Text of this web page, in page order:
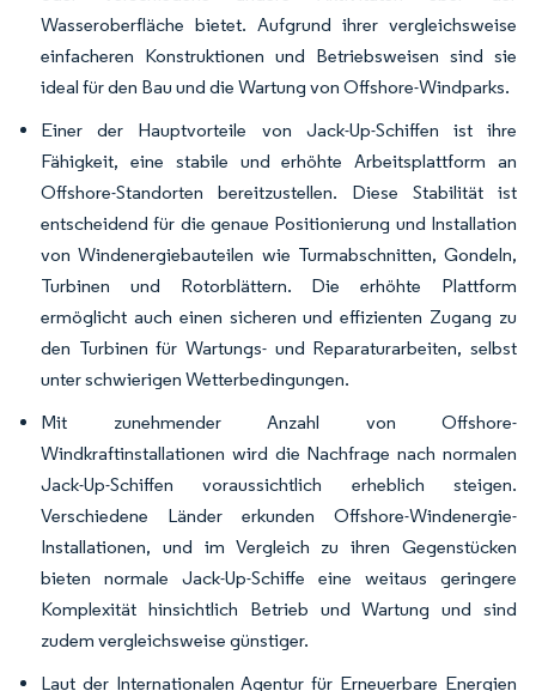
Wasseroberfläche bietet. Aufgrund ihrer vergleichsweise
einfacheren Konstruktionen und Betriebsweisen sind sie
ideal für den Bau und die Wartung von Offshore-Windparks.
Einer der Hauptvorteile von Jack-Up-Schiffen ist ihre
Fähigkeit, eine stabile und erhöhte Arbeitsplattform an
Offshore-Standorten bereitzustellen. Diese Stabilität ist
entscheidend für die genaue Positionierung und Installation
von Windenergiebauteilen wie Turmabschnitten, Gondeln,
Turbinen und Rotorblättern. Die erhöhte Plattform
ermöglicht auch einen sicheren und effizienten Zugang zu
den Turbinen für Wartungs- und Reparaturarbeiten, selbst
unter schwierigen Wetterbedingungen.
Mit zunehmender Anzahl von Offshore-
Windkraftinstallationen wird die Nachfrage nach normalen
Jack-Up-Schiffen voraussichtlich erheblich steigen.
Verschiedene Länder erkunden Offshore-Windenergie-
Installationen, und im Vergleich zu ihren Gegenstücken
bieten normale Jack-Up-Schiffe eine weitaus geringere
Komplexität hinsichtlich Betrieb und Wartung und sind
zudem vergleichsweise günstiger.
Laut der Internationalen Agentur für Erneuerbare Energien